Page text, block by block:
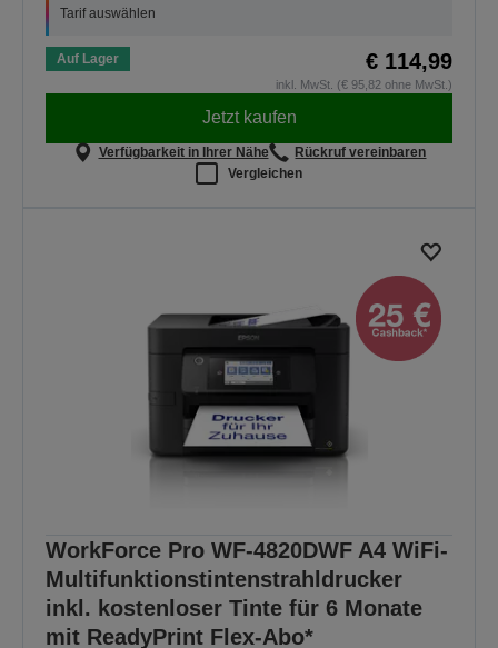
Tarif auswählen
Auf Lager € 114,99
inkl. MwSt. (€ 95,82 ohne MwSt.)
Jetzt kaufen
Verfügbarkeit in Ihrer Nähe
Rückruf vereinbaren
Vergleichen
WorkForce Pro WF-4820DWF A4 WiFi-
Multifunktionstintenstrahldrucker
inkl. kostenloser Tinte für 6 Monate
mit ReadyPrint Flex-Abo*